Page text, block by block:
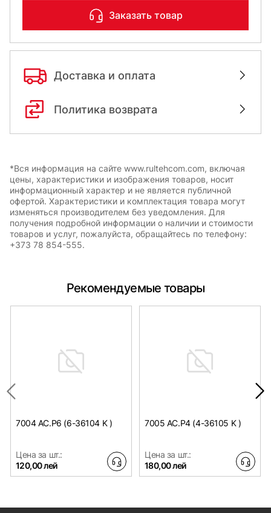
Заказать товар
Доставка и оплата
Политика возврата
*Вся информация на сайте www.rultehcom.com, включая
цены, характеристики и изображения товаров, носит
информационный характер и не является публичной
офертой. Характеристики и комплектация товара могут
изменяться производителем без уведомления. Для
получения подробной информации о наличии и стоимости
товаров и услуг, пожалуйста, обращайтесь по телефону:
+373 78 854-555.
Рекомендуемые товары
7004 AC.P6 (6-36104 K )
Цена за шт.:
120,00 лей
7005 AC.P4 (4-36105 K )
Цена за шт.:
180,00 лей